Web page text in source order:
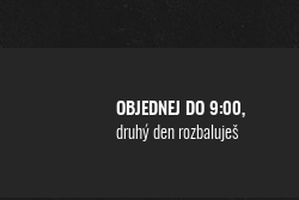
OBJEDNEJ DO 9:00,
druhý den rozbaluješ